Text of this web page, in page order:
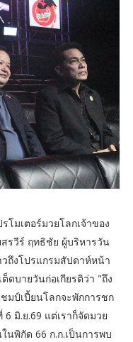
มเตอร์มวยโลกเจ้าของ
สรวีร์ ฤทธิชัย ผู้บริหารวัน
วถึงโปรแกรมสัปดาห์หน้า
ดบายวันก่อเกียรติว่า "ถึง
มป์เปี้ยนโลกจะพักการชก
มิ.ย.69 แต่เราก็จัดมวย
นพิกัด 66 ก.ก.เป็นการพบ